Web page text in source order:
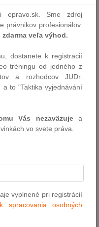
epravo.sk. Sme zdroj
právnikov profesionálov.
veľa výhod.
dostanete k registracií
tréningu od jedného z
a rozhodcov JUDr.
a to "Taktika vyjednávání
Vás nezaväzujea
vo svete práva.
vyplnené pri registrácií
spracovania osobných